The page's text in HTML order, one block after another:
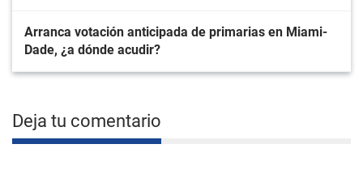
Arranca votación anticipada de primarias en Miami-
Dade, ¿a dónde acudir?
Deja tu comentario